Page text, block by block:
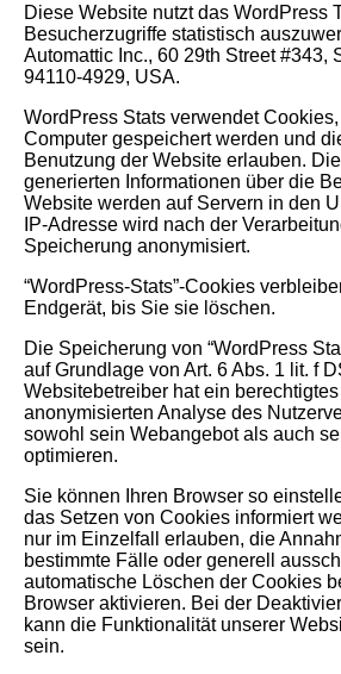
Diese Website nutzt das WordPress
Besucherzugriffe statistisch
Automattic Inc., 60 29th Street #343,
94110-4929, USA.
WordPress Stats verwendet
Computer gespeichert werden und
Benutzung der Website erlauben.
generierten Informationen über die
Website werden auf Servern in den
IP-Adresse wird nach der
Speicherung anonymisiert.
“WordPress-Stats”-Cookies
Endgerät, bis Sie sie löschen.
Die Speicherung von “WordPress
auf Grundlage von Art. 6 Abs. 1 lit. f
Websitebetreiber hat ein
anonymisierten Analyse des
sowohl sein Webangebot als auch
optimieren.
Sie können Ihren Browser so
das Setzen von Cookies informiert
nur im Einzelfall erlauben, die
bestimmte Fälle oder generell
automatische Löschen der Cookies
Browser aktivieren. Bei der
kann die Funktionalität unserer
sein.